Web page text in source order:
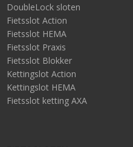
DoubleLock sloten
Fietsslot Action
Fietsslot HEMA
Fietsslot Praxis
Fietsslot Blokker
Kettingslot Action
Kettingslot HEMA
Fietsslot ketting AXA